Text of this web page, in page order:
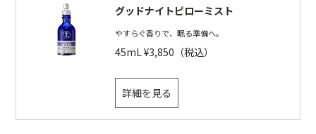
グッドナイトピローミスト
やすらぐ香りで、眠る準備へ。
45mL ¥3,850（税込）
詳細を見る